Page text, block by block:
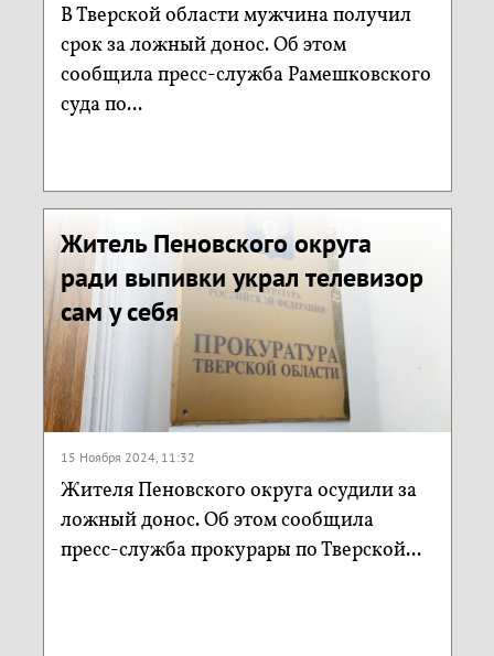
В Тверской области мужчина получил
срок за ложный донос. Об этом
сообщила пресс-служба Рамешковского
суда по...
Житель Пеновского округа
ради выпивки украл телевизор
сам у себя
15 Ноября 2024, 11:32
Жителя Пеновского округа осудили за
ложный донос. Об этом сообщила
пресс-служба прокурары по Тверской...